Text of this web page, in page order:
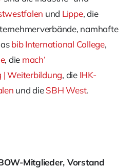
und Lippe, die
namhafte
bib International College,
, die mach’
| Weiterbildung, die IHK-
und dieSBH West.
Mitglieder, Vorstand